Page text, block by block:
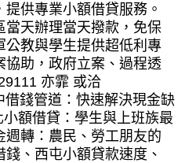
供專業小額借貸服務。
當天辦理當天撥款，免保
公教與學生提供超低利專
協助，政府立案、過程透
亦霏 或洽
借錢管道：快速解決現金缺
額借貸：學生與上班族最
週轉：農民、勞工朋友的
、西屯小額貸款速度、